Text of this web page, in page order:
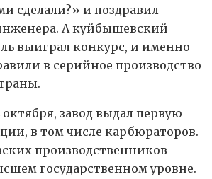
сделали?» и поздравил
А куйбышевский
выиграл конкурс, и именно
в серийное производство
завод выдал первую
в том числе карбюраторов.
производственников
государственном уровне.